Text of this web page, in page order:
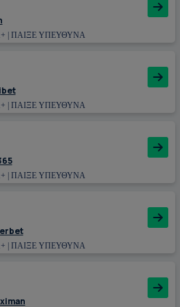
| ΠΑΙΞΕ ΥΠΕΥΘΥΝΑ
| ΠΑΙΞΕ ΥΠΕΥΘΥΝΑ
| ΠΑΙΞΕ ΥΠΕΥΘΥΝΑ
| ΠΑΙΞΕ ΥΠΕΥΘΥΝΑ